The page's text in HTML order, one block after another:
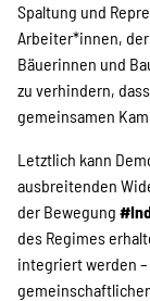
Spaltung und
Arbeiter*innen,
Bäuerinnen und
zu verhindern,
gemeinsamen
Letztlich kann
ausbreitenden
der Bewegung
des Regimes
integriert werden